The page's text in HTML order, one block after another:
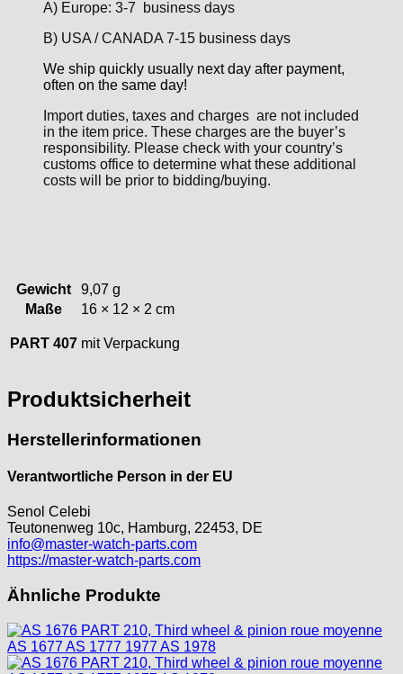
A) Europe: 3-7 business days
B) USA / CANADA 7-15 business days
We ship quickly usually next day after payment,
often on the same day!
Import duties, taxes and charges are not included
in the item price. These charges are the buyer’s
responsibility. Please check with your country’s
customs office to determine what these additional
costs will be prior to bidding/buying.
Gewicht
9,07 g
Maße
16 × 12 × 2 cm
PART 407 mit Verpackung
Produktsicherheit
Herstellerinformationen
Verantwortliche Person in der EU
Senol Celebi
Teutonenweg 10c, Hamburg, 22453, DE
info@master-watch-parts.com
https://master-watch-parts.com
Ähnliche Produkte